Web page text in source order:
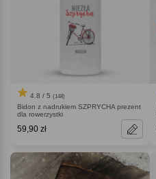
4.8 / 5 (148)
Bidon z nadrukiem SZPRYCHA prezent
dla rowerzystki
59,90 zł